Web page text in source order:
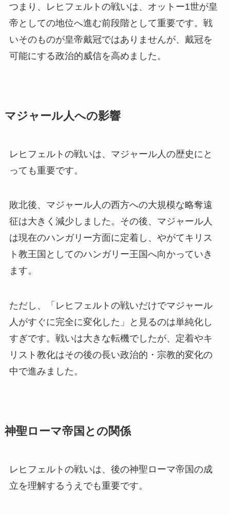
つまり、レヒフェルトの戦いは、オットー1世が皇
帝としての地位へ進む前段階として重要です。戦
いそのものが皇帝戴冠ではありませんが、戴冠を
可能にする政治的威信を高めました。
マジャール人への影響
レヒフェルトの戦いは、マジャール人の歴史にと
っても重要です。
敗北後、マジャール人の西方への大規模な略奪遠
征は大きく減少しました。その後、マジャール人
は現在のハンガリー方面に定着し、やがてキリス
ト教王国としてのハンガリー王国へ向かっていき
ます。
ただし、「レヒフェルトの戦いだけでマジャール
人がすぐに完全に変化した」と見るのは単純化し
すぎです。戦いは大きな転機でしたが、定着やキ
リスト教化はその後の長い政治的・宗教的変化の
中で進みました。
神聖ローマ帝国との関係
レヒフェルトの戦いは、後の神聖ローマ帝国の成
立を理解するうえでも重要です。